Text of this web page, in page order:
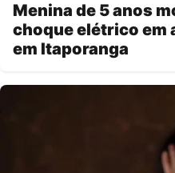
Menina de 5 anos
choque elétrico em
em Itaporanga